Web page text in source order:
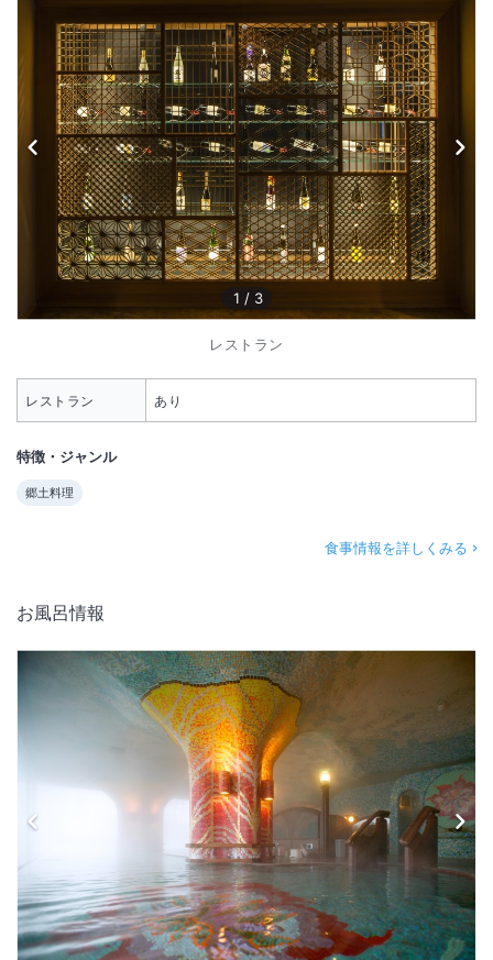
1 / 3
レストラン
レストラン あり
特徴・ジャンル
郷土料理
食事情報を詳しくみる
お風呂情報